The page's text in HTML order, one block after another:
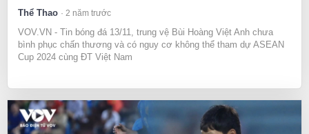
Thể Thao 2 năm trước
VOV.VN - Tin bóng đá 13/11, trung vệ Bùi Hoàng Việt Anh chưa
bình phục chấn thương và có nguy cơ không thể tham dự ASEAN
Cup 2024 cùng ĐT Việt Nam